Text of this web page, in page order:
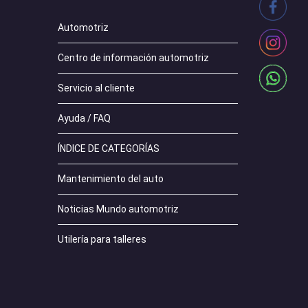
Automotriz
Centro de información automotriz
Servicio al cliente
Ayuda / FAQ
ÍNDICE DE CATEGORÍAS
Mantenimiento del auto
Noticias Mundo automotriz
Utilería para talleres